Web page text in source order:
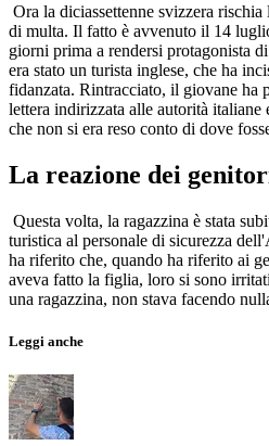
Ora la diciassettenne svizzera
di multa. Il fatto è avvenuto il 14
giorni prima a rendersi protagonista
era stato un turista inglese, che ha
fidanzata. Rintracciato, il giovane ha
lettera indirizzata alle autorità italiane
che non si era reso conto di dove
La reazione dei
Questa volta, la ragazzina è stata
turistica al personale di sicurezza
ha riferito che, quando ha riferito ai
aveva fatto la figlia, loro si sono
una ragazzina, non stava facendo
Leggi anche